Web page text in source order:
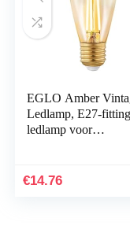
EGLO Amber
Ledlamp, E27-
ledlamp voor
watt), 220 lumen…
€14.76